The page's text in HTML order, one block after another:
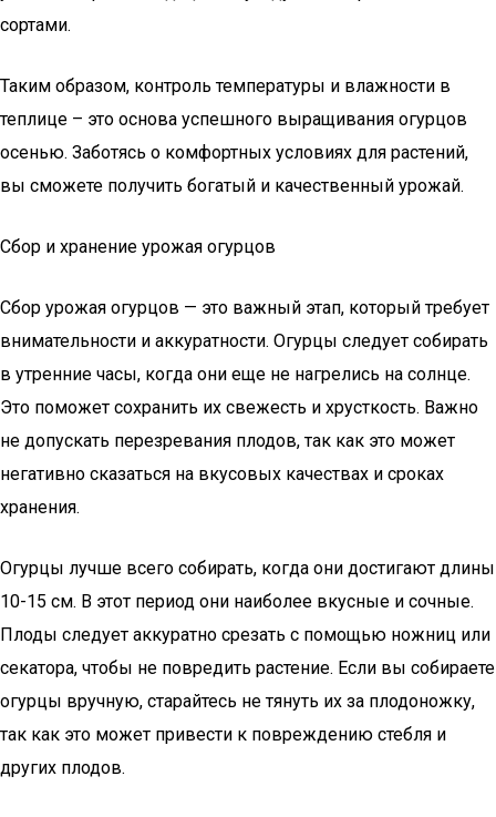
сортами.
Таким образом, контроль температуры и влажности в
теплице – это основа успешного выращивания огурцов
осенью. Заботясь о комфортных условиях для растений,
вы сможете получить богатый и качественный урожай.
Сбор и хранение урожая огурцов
Сбор урожая огурцов — это важный этап, который требует
внимательности и аккуратности. Огурцы следует собирать
в утренние часы, когда они еще не нагрелись на солнце.
Это поможет сохранить их свежесть и хрусткость. Важно
не допускать перезревания плодов, так как это может
негативно сказаться на вкусовых качествах и сроках
хранения.
Огурцы лучше всего собирать, когда они достигают длины
10-15 см. В этот период они наиболее вкусные и сочные.
Плоды следует аккуратно срезать с помощью ножниц или
секатора, чтобы не повредить растение. Если вы собираете
огурцы вручную, старайтесь не тянуть их за плодоножку,
так как это может привести к повреждению стебля и
других плодов.